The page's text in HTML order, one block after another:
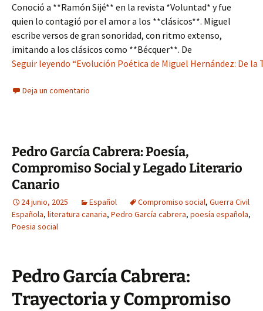
Conoció a **Ramón Sijé** en la revista *Voluntad* y fue
quien lo contagió por el amor a los **clásicos**. Miguel
escribe versos de gran sonoridad, con ritmo extenso,
imitando a los clásicos como **Bécquer**. De
Seguir leyendo “Evolución Poética de Miguel Hernández: De
Deja un comentario
Pedro García Cabrera: Poesía,
Compromiso Social y Legado Literario
Canario
24 junio, 2025 Español Compromiso social, Guerra Civil
Española, literatura canaria, Pedro García cabrera, poesía española,
Poesia social
Pedro García Cabrera:
Trayectoria y Compromiso